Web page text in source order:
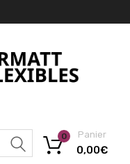
Recherche
Panier
0,00€
0